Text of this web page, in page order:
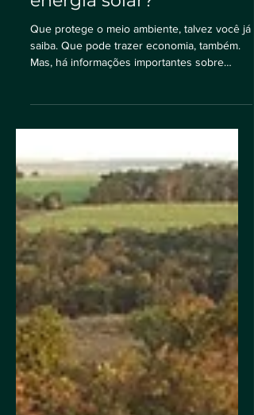
energia solar?
Que protege o meio ambiente, talvez você já
saiba. Que pode trazer economia, também.
como instalar...